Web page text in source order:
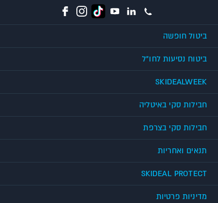
ביטול חופשה
ביטוח נסיעות לחו"ל
SKIDEALWEEK
חבילות סקי באיטליה
חבילות סקי בצרפת
תנאים ואחריות
SKIDEAL PROTECT
מדיניות פרטיות